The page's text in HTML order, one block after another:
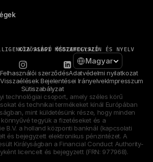
ALAPÚ ÖSSZEFOGLALÓ
KÖZÖSSÉGI MÉDIAHELYSZÍN ÉS NYELV
Select Language
Magyar
Felhasználói szerződésAdatvédelmi nyilatkozat
Bejelentései IrányelvekImpresszum
Sütiszabályzat
technológiai csoport, amely széles körű
és technikai termékeket kínál Európában
mint küldetésünk része, hogy minden
tegyük a fizetéseket és a
B.V. a holland központi banknál (kapcsolati
és bejegyzett elektronikus pénzintézet. A
Királyságban a Financial Conduct Authority-
licencelt és bejegyzett (FRN: 977968).